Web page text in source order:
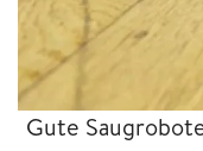
Gute